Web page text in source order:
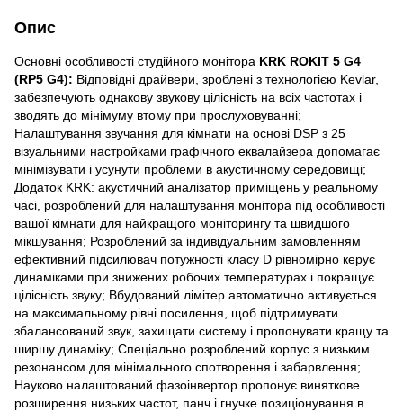
Опис
Основні особливості студійного монітора KRK ROKIT 5 G4
(RP5 G4): Відповідні драйвери, зроблені з технологією Kevlar,
забезпечують однакову звукову цілісність на всіх частотах і
зводять до мінімуму втому при прослуховуванні;
Налаштування звучання для кімнати на основі DSP з 25
візуальними настройками графічного еквалайзера допомагає
мінімізувати і усунути проблеми в акустичному середовищі;
Додаток KRK: акустичний аналізатор приміщень у реальному
часі, розроблений для налаштування монітора під особливості
вашої кімнати для найкращого моніторингу та швидшого
мікшування; Розроблений за індивідуальним замовленням
ефективний підсилювач потужності класу D рівномірно керує
динаміками при знижених робочих температурах і покращує
цілісність звуку; Вбудований лімітер автоматично активується
на максимальному рівні посилення, щоб підтримувати
збалансований звук, захищати систему і пропонувати кращу та
ширшу динаміку; Спеціально розроблений корпус з низьким
резонансом для мінімального спотворення і забарвлення;
Науково налаштований фазоінвертор пропонує виняткове
розширення низьких частот, панч і гнучке позиціонування в